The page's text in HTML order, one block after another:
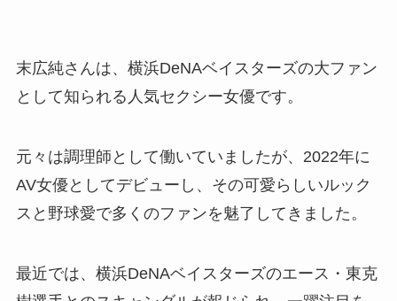
末広純さんは、横浜DeNAベイスターズの大ファン
として知られる人気セクシー女優です。
元々は調理師として働いていましたが、2022年に
AV女優としてデビューし、その可愛らしいルック
スと野球愛で多くのファンを魅了してきました。
最近では、横浜DeNAベイスターズのエース・東克